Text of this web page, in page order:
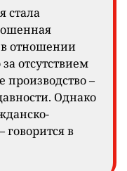
стала
в отношении
отсутствием
–
Однако
говорится в